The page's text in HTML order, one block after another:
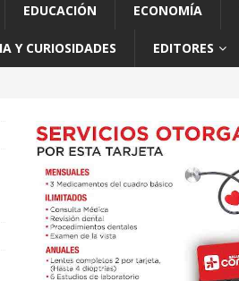
EDUCACIÓN ECONOMÍA
Y CURIOSIDADES EDITORES